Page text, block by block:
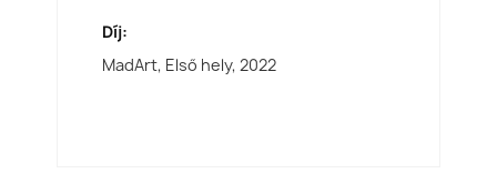
Díj:
MadArt, Első hely,2022